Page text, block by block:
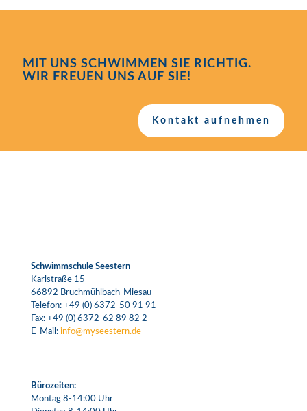
MIT UNS SCHWIMMEN SIE RICHTIG.
WIR FREUEN UNS AUF SIE!
Kontakt aufnehmen
Schwimmschule Seestern
Karlstraße 15
66892 Bruchmühlbach-Miesau
Telefon: +49 (0) 6372-50 91 91
Fax: +49 (0) 6372-62 89 82 2
E-Mail: info@myseestern.de
Bürozeiten:
Montag 8-14:00 Uhr